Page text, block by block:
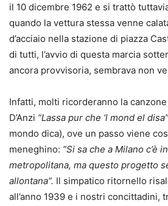
il 10 dicembre 1962 e si trattò
quando la vettura stessa venne
d’acciaio nella stazione di piazza
di tutti, l’avvio di questa marcia
ancora provvisoria, sembrava non
Infatti, molti ricorderanno la
D’Anzi “Lassa pur che ‘l mond el disa”
mondo dica), ove un passo viene
meneghino: “Si sa che a Milano c’è
metropolitana, ma questo progetto
allontana”. Il simpatico ritornello
all’anno 1939 e i nostri concittadini,